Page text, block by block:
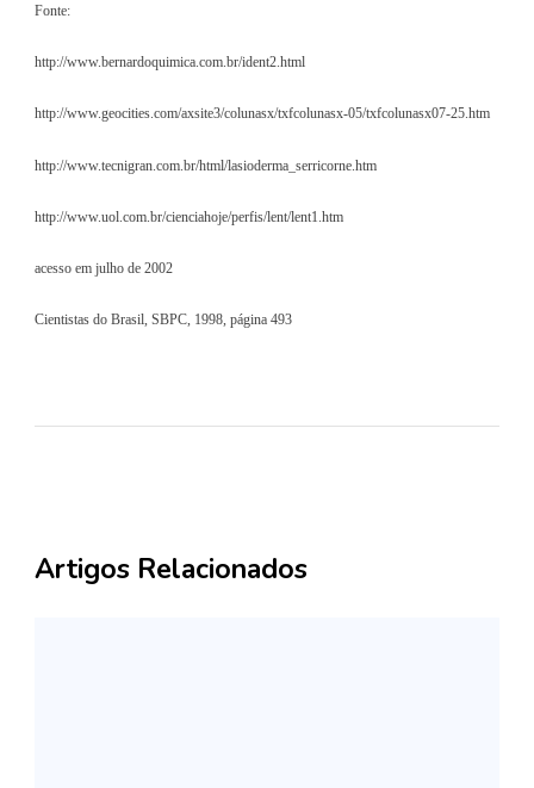
Fonte:
http://www.bernardoquimica.com.br/ident2.html
http://www.geocities.com/axsite3/colunasx/txfcolunasx-05/txfcolunasx07-25.htm
http://www.tecnigran.com.br/html/lasioderma_serricorne.htm
http://www.uol.com.br/cienciahoje/perfis/lent/lent1.htm
acesso em julho de 2002
Cientistas do Brasil, SBPC, 1998, página 493
Artigos Relacionados